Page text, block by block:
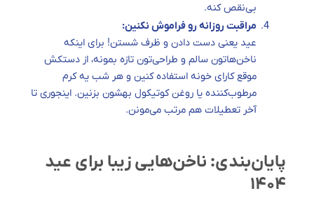
بی‌نقص کنه.
مراقبت روزانه رو فراموش نکنین:
عید یعنی دست دادن و ظرف شستن! برای اینکه
ناخن‌هاتون سالم و طراحی‌تون تازه بمونه، از دستکش
موقع کارای خونه استفاده کنین و هر شب یه کرم
مرطوب‌کننده یا روغن کوتیکول بهشون بزنین. اینجوری تا
آخر تعطیلات هم مرتب می‌مونن.
پایان‌بندی: ناخن‌هایی زیبا برای عید
۱۴۰۴